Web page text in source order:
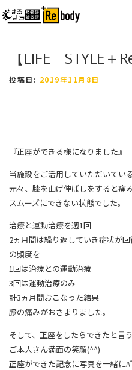
ン
【LIFE STYLE＋
投稿日: 2019年11月8日
『正座ができる様になりました』
当施設をご活用していただいてい
元々、膝を曲げ伸ばしをすると痛
スムーズにできない状態でした。
治療と運動治療を週1回
2ヵ月間は繰り返していき症状が
の頻度を
1回は治療との運動治療
3回は運動治療のみ
計3ヵ月間おこなった結果
膝の痛みがおさまりました。
そして、正座をしたらできたと言
ご本人さん満面の笑顔(^^)
正座ができた記念に写真を一緒にﾊ